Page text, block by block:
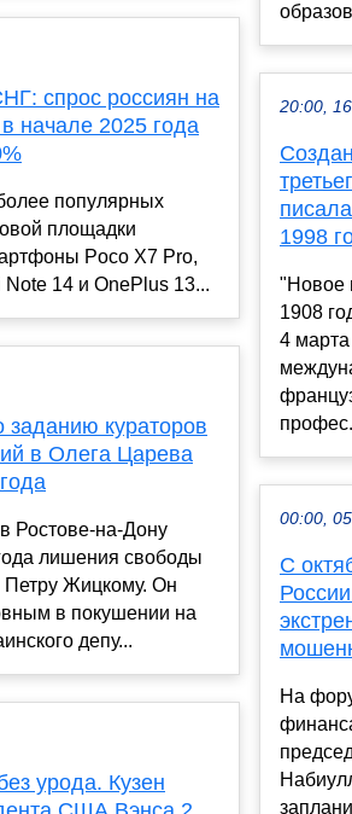
спрос россиян на
начале 2025 года
популярных
площадки
Poco X7 Pro,
14 и OnePlus 13...
заданию кураторов
в Олега Царева
Ростове-на-Дону
лишения свободы
Жицкому. Он
в покушении на
депу...
урода. Кузен
20:00,
1998
"Новое
1908
4 марта
00:00,
С
На